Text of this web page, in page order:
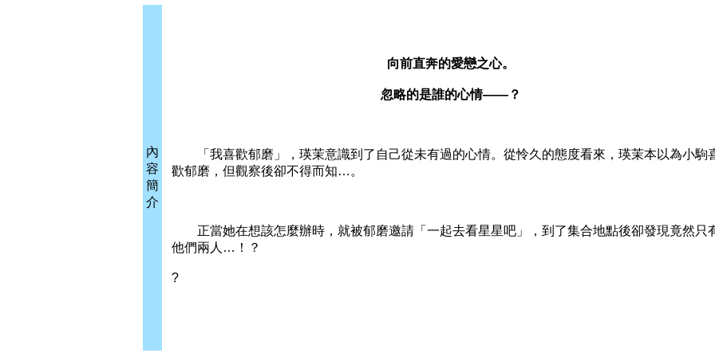
內
容
簡
介
向前直奔的愛戀之心。
忽略的是誰的心情——？
「我喜歡郁磨」，瑛茉意識到了自己從未有過的心情。從怜久的態度看來，瑛茉本以為小駒
歡郁磨，但觀察後卻不得而知…。
正當她在想該怎麼辦時，就被郁磨邀請「一起去看星星吧」，到了集合地點後卻發現竟然只
他們兩人…！？
?